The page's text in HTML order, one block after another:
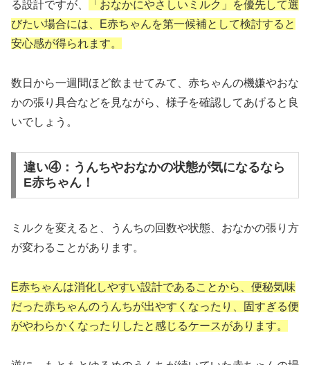
る設計ですが、
「おなかにやさしいミルク」を優先して選
びたい場合には、E赤ちゃんを第一候補として検討すると
安心感が得られます。
数日から一週間ほど飲ませてみて、赤ちゃんの機嫌やおな
かの張り具合などを見ながら、様子を確認してあげると良
いでしょう。
違い④：うんちやおなかの状態が気になるなら
E赤ちゃん！
ミルクを変えると、うんちの回数や状態、おなかの張り方
が変わることがあります。
E赤ちゃんは消化しやすい設計であることから、便秘気味
だった赤ちゃんのうんちが出やすくなったり、固すぎる便
がやわらかくなったりしたと感じるケースがあります。